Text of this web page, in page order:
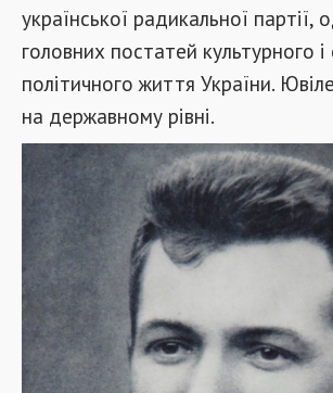
української радикальної партії,
головних постатей культурного і
політичного життя України.
на державному рівні.